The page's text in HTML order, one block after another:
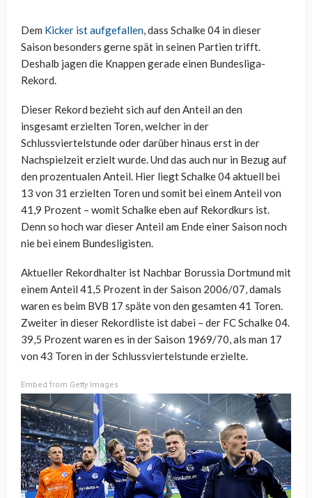
Dem Kicker ist aufgefallen, dass Schalke 04 in dieser
Saison besonders gerne spät in seinen Partien trifft.
Deshalb jagen die Knappen gerade einen Bundesliga-
Rekord.
Dieser Rekord bezieht sich auf den Anteil an den
insgesamt erzielten Toren, welcher in der
Schlussviertelstunde oder darüber hinaus erst in der
Nachspielzeit erzielt wurde. Und das auch nur in Bezug auf
den prozentualen Anteil. Hier liegt Schalke 04 aktuell bei
13 von 31 erzielten Toren und somit bei einem Anteil von
41,9 Prozent – womit Schalke eben auf Rekordkurs ist.
Denn so hoch war dieser Anteil am Ende einer Saison noch
nie bei einem Bundesligisten.
Aktueller Rekordhalter ist Nachbar Borussia Dortmund mit
einem Anteil 41,5 Prozent in der Saison 2006/07, damals
waren es beim BVB 17 späte von den gesamten 41 Toren.
Zweiter in dieser Rekordliste ist dabei – der FC Schalke 04.
39,5 Prozent waren es in der Saison 1969/70, als man 17
von 43 Toren in der Schlussviertelstunde erzielte.
Embed from Getty Images